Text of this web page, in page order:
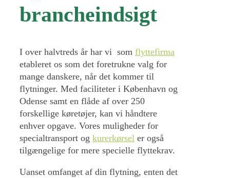
brancheindsigt
I over halvtreds år har vi som flyttefirma
etableret os som det foretrukne valg for
mange danskere, når det kommer til
flytninger. Med faciliteter i København og
Odense samt en flåde af over 250
forskellige køretøjer, kan vi håndtere
enhver opgave. Vores muligheder for
specialtransport og kurerkørsel er også
tilgængelige for mere specielle flyttekrav.
Uanset omfanget af din flytning, enten det